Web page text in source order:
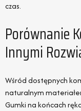
czas.
Porównanie
Innymi
Wśród dostępnych
naturalnym
Gumki na końcach